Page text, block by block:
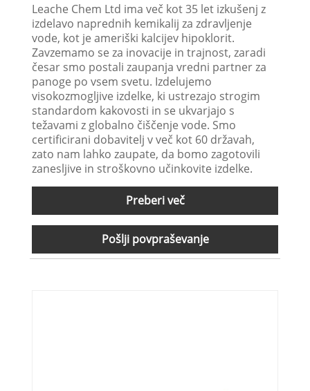
Leache Chem Ltd ima več kot 35 let izkušenj z
izdelavo naprednih kemikalij za zdravljenje
vode, kot je ameriški kalcijev hipoklorit.
Zavzemamo se za inovacije in trajnost, zaradi
česar smo postali zaupanja vredni partner za
panoge po vsem svetu. Izdelujemo
visokozmogljive izdelke, ki ustrezajo strogim
standardom kakovosti in se ukvarjajo s
težavami z globalno čiščenje vode. Smo
certificirani dobavitelj v več kot 60 državah,
zato nam lahko zaupate, da bomo zagotovili
zanesljive in stroškovno učinkovite izdelke.
Preberi več
Pošlji povpraševanje